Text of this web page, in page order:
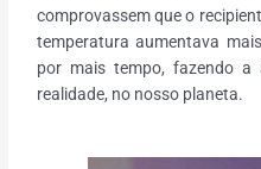
comprovassem que o
temperatura aumentava
por mais tempo, fazendo a
realidade, no nosso planeta.